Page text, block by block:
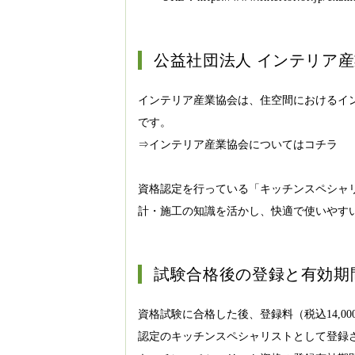
公益社団法人 インテリア
インテリア産業協会は、住空間におけるイ
です。
⇒インテリア産業協会についてはコチラ
資格認定を行っている「キッチンスペシ
計・施工の知識を活かし、快適で使いや
試験合格後の登録と有効期
資格試験に合格した後、登録料（税込
認定のキッチンスペシャリストとして登